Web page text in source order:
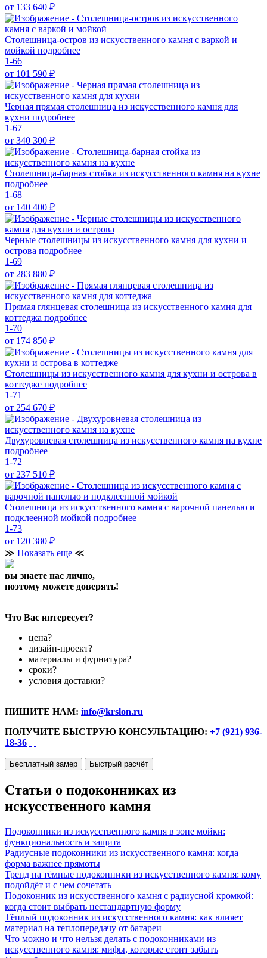
от 133 640 ₽
Столешница-остров из искусственного камня с варкой и
мойкой подробнее
1-66
от 101 590 ₽
Черная прямая столешница из искусственного камня для
кухни подробнее
1-67
от 340 300 ₽
Столешница-барная стойка из искусственного камня на кухне
подробнее
1-68
от 140 400 ₽
Черные столешницы из искусственного камня для кухни и
острова подробнее
1-69
от 283 880 ₽
Прямая глянцевая столешница из искусственного камня для
коттеджа подробнее
1-70
от 174 850 ₽
Столешницы из искусственного камня для кухни и острова в
коттедже подробнее
1-71
от 254 670 ₽
Двухуровневая столешница из искусственного камня на кухне
подробнее
1-72
от 237 510 ₽
Столешница из искусственного камня с варочной панелью и
подклеенной мойкой подробнее
1-73
от 120 380 ₽
≫ Показать еще ≪
вы знаете нас лично,
поэтому можете доверять!
Что Вас интересует?
цена?
дизайн-проект?
материалы и фурнитура?
сроки?
условия доставки?
ПИШИТЕ НАМ: info@krslon.ru
ПОЛУЧИТЕ БЫСТРУЮ КОНСУЛЬТАЦИЮ: +7 (921) 936-
18-36
Бесплатный замер Быстрый расчёт
Статьи о подоконниках из
искусственного камня
Подоконники из искусственного камня в зоне мойки:
функциональность и защита
Радиусные подоконники из искусственного камня: когда
форма важнее прямоты
Тренд на тёмные подоконники из искусственного камня: кому
подойдёт и с чем сочетать
Подоконник из искусственного камня с радиусной кромкой:
когда стоит выбрать нестандартную форму
Тёплый подоконник из искусственного камня: как влияет
материал на теплопередачу от батареи
Что можно и что нельзя делать с подоконниками из
искусственного камня: мифы, которые стоит забыть